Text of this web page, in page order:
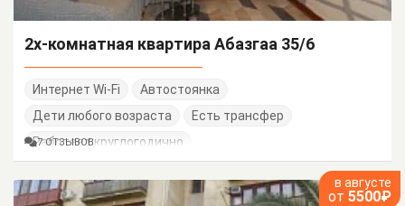
2х-комнатная квартира Абазгаа 35/6
Интернет Wi-Fi
Автостоянка
Дети любого возраста
Есть трансфер
Работает круглогодично
7 ОТЗЫВОВ
в августе
от 5500₽